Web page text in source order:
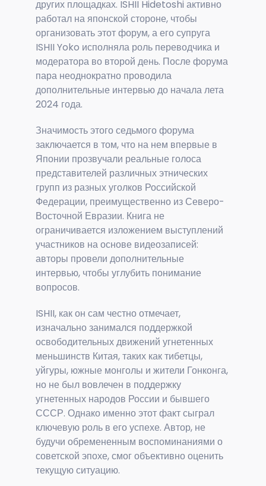
других площадках. ISHII Hidetoshi активно
работал на японской стороне, чтобы
организовать этот форум, а его супруга
ISHII Yoko исполняла роль переводчика и
модератора во второй день. После форума
пара неоднократно проводила
дополнительные интервью до начала лета
2024 года.
Значимость этого седьмого форума
заключается в том, что на нем впервые в
Японии прозвучали реальные голоса
представителей различных этнических
групп из разных уголков Российской
Федерации, преимущественно из Северо-
Восточной Евразии. Книга не
ограничивается изложением выступлений
участников на основе видеозаписей:
авторы провели дополнительные
интервью, чтобы углубить понимание
вопросов.
ISHII, как он сам честно отмечает,
изначально занимался поддержкой
освободительных движений угнетенных
меньшинств Китая, таких как тибетцы,
уйгуры, южные монголы и жители Гонконга,
но не был вовлечен в поддержку
угнетенных народов России и бывшего
СССР. Однако именно этот факт сыграл
ключевую роль в его успехе. Автор, не
будучи обремененным воспоминаниями о
советской эпохе, смог объективно оценить
текущую ситуацию.